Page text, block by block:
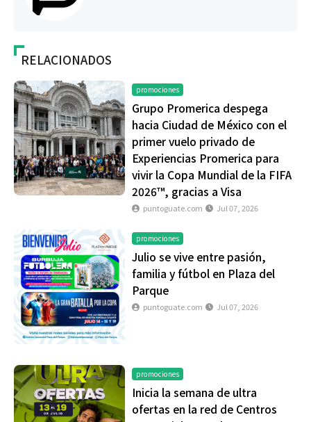
RELACIONADOS
promociones
Grupo Promerica despega
hacia Ciudad de México con el
primer vuelo privado de
Experiencias Promerica para
vivir la Copa Mundial de la FIFA
2026™, gracias a Visa
puntoguate.com Jul 07, 2026
promociones
Julio se vive entre pasión,
familia y fútbol en Plaza del
Parque
puntoguate.com Jul 07, 2026
promociones
Inicia la semana de ultra
ofertas en la red de Centros